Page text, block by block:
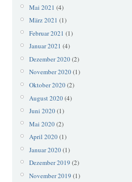
Mai 2021 (4)
März 2021 (1)
Februar 2021 (1)
Januar 2021 (4)
Dezember 2020(2)
November 2020(1)
Oktober 2020(2)
August 2020(4)
Juni 2020(1)
Mai 2020(2)
April 2020(1)
Januar 2020(1)
Dezember 2019 (2)
November 2019 (1)